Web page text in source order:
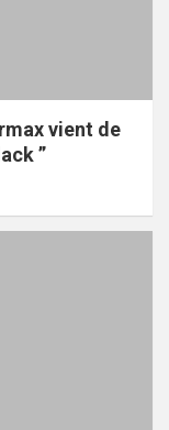
vient de
”